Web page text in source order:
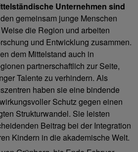
Unternehmen sind
gemeinsam junge Menschen
die Region und arbeiten
und Entwicklung zusammen.
dem Mittelstand auch in
partnerschaftlich zur Seite,
Talente zu verhindern. Als
haben sie eine bindende
Schutz gegen einen
Strukturwandel. Sie leisten
Beitrag bei der Integration
Kindern in die akademische Welt.